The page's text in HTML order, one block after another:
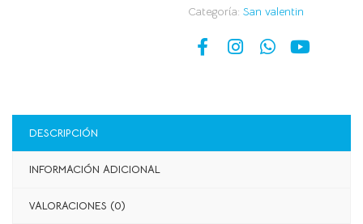
Categoría:San valentin
DESCRIPCIÓN
INFORMACIÓN ADICIONAL
VALORACIONES (0)